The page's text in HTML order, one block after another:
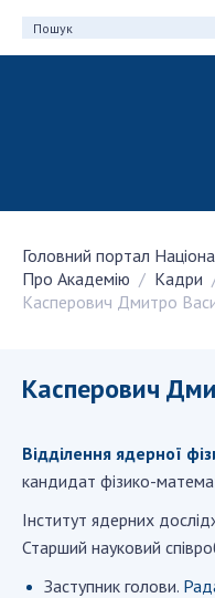
100-річчя
Нагороди,
України
Віртуальний тур
Книга пам'яті
СТРУКТУРА
Головний портал
Про Академію
Кадри
Касперович Дмитро
Касперович
Відділення ядерної
кандидат фізико-
Iнститут ядерних
Старший науковий
Заступник голови.